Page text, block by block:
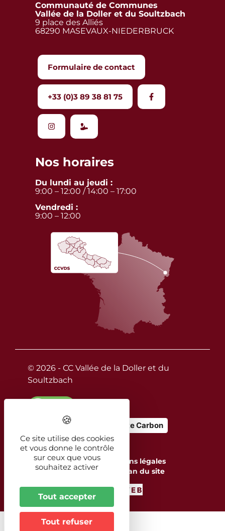
Communauté de Communes
Vallée de la Doller et du Soultzbach
9 place des Alliés
68290 MASEVAUX-NIEDERBRUCK
Formulaire de contact
+33 (0)3 89 38 81 75
Nos horaires
Du lundi au jeudi :
9:00 – 12:00 / 14:00 – 17:00
Vendredi :
9:00 – 12:00
© 2026 - CC Vallée de la Doller et du
Soultzbach
No Result Website Carbon
Contact
Mentions légales
Accessibilité
Plan du site
Ce site utilise des cookies
et vous donne le contrôle
sur ceux que vous
souhaitez activer
Tout accepter
Tout refuser